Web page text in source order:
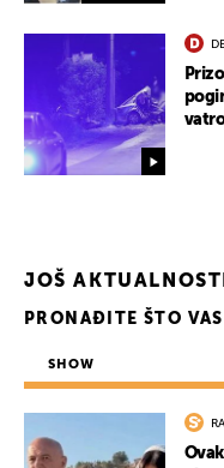
JOŠ AKTUALNOSTI
PRONAĐITE ŠTO
SHOW